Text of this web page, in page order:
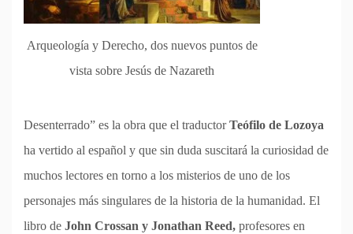
Arqueología y Derecho, dos nuevos puntos de
vista sobre Jesús de Nazareth
Desenterrado” es la obra que el traductorTeófilo de Lozoya
ha vertido al español y que sin duda suscitará la curiosidad de
muchos lectores en torno a los misterios de uno de los
personajes más singulares de la historia de la humanidad. El
libro de John Crossan y Jonathan Reed, profesores en